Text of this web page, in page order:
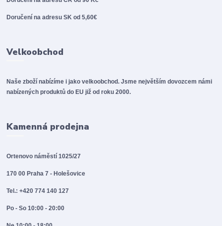
Doručení na adresu SK od 5,60€
Velkoobchod
Naše zboží nabízíme i jako velkoobchod. Jsme největším dovozcem námi
nabízených produktů do EU již od roku 2000.
Kamenná prodejna
Ortenovo náměstí 1025/27
170 00 Praha 7 - Holešovice
Tel.: +420 774 140 127
Po - So 10:00 - 20:00